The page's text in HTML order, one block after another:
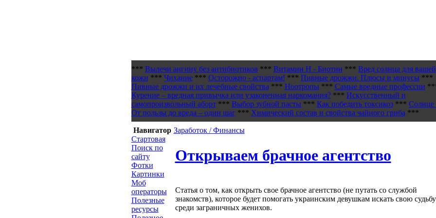
*** Вылечи ангину без антибиотиков *** Витамин H - Биотин *** Вред солнца для вашей
кожи *** Чихание*** Осторожно - аспартам! *** Пивные дрожжи. Плюсы и минусы***
Пивные дрожжи и их лечебные свойства *** Ноотропы*** Самые вредные профессии
Курение – вредная привычка или узаконенная наркомания?*** Искусственный и
самопроизвольный аборт*** Выбор зубной пасты*** Как победить токсикоз*** Солнце
От пользы до вреда – один шаг*** Химический состав и свойства чайного гриба ***
Навигатор
Стартовая
Поиск по
сайту
Фотки
Картинки
Моб
операторы
Полезные
ресурсы
Заработок / Финансы
Открываем брачное агентство
Статья о том, как открыть свое брачное агентство (не путать со службой
знакомств), которое будет помогать украинским девушкам искать свою судьбу
среди заграничных женихов.